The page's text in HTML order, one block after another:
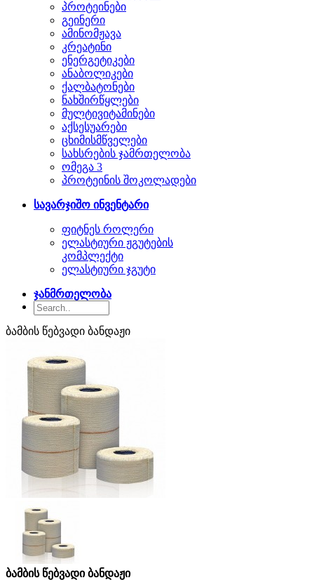
პროტეინები
გეინერი
ამინომჟავა
კრეატინი
ენერგეტიკები
ანაბოლიკები
ქალბატონები
ნახშირწყლები
მულტივიტამინები
აქსესუარები
ცხიმისმწველები
სახსრების ჯამრთელობა
ომეგა 3
პროტეინის შოკოლადები
სავარჯიშო ინვენტარი
ფიტნეს როლერი
ელასტიური ჟგუტების
კომპლექტი
ელასტიური ჯგუტი
ჯანმრთელობა
ბამბის წებვადი ბანდაჟი
ბამბის წებვადი ბანდაჟი